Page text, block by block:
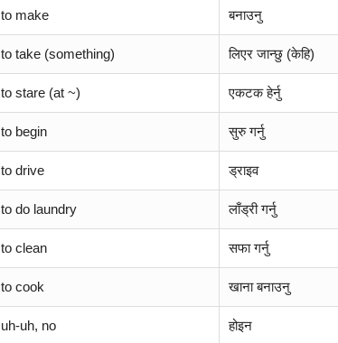
to make बनाउनु
to take (something) लिएर जान्छु (केहि)
to stare (at ~) एकटक हेर्नु
to begin सुरु गर्नु
to drive ड्राइव
to do laundry लाँड्री गर्नु
to clean सफा गर्नु
to cook खाना बनाउनु
uh-uh, no होइन